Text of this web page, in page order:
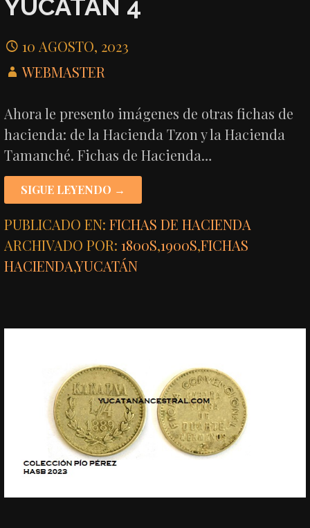
YUCATÁN 4
10 AGOSTO, 2023
WEBMASTER
Ahora le presento imágenes de otras fichas de
hacienda: de la Hacienda Tzon y la Hacienda
Tamanché. Fichas de Hacienda…
SIGUE LEYENDO →
PUBLICADO EN:FICHAS DE HACIENDA
ARCHIVADO POR:1800S,1900S,FICHAS
HACIENDA,YUCATÁN